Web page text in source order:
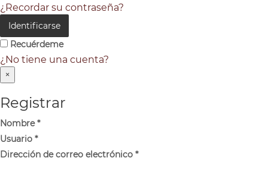
¿Recordar su contraseña?
Identificarse
Recuérdeme
¿No tiene una cuenta?
×
Registrar
Nombre*
Usuario *
Dirección de correo electrónico *